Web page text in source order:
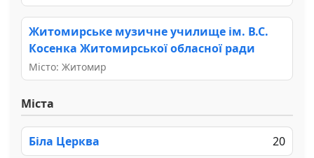
Житомирське музичне училище ім. В.С.
Косенка Житомирської обласної ради
Місто: Житомир
Міста
Біла Церква 20